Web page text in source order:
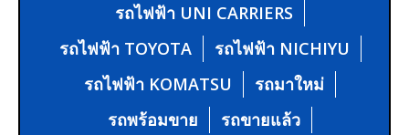
รถไฟฟ้า UNI CARRIERS
รถไฟฟ้า TOYOTA
รถไฟฟ้า NICHIYU
รถไฟฟ้า KOMATSU
รถมาใหม่
รถพร้อมขาย
รถขายแล้ว